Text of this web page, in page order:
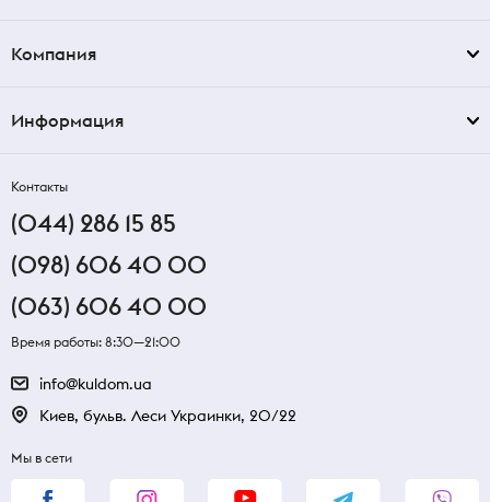
Компания
Информация
Контакты
(044) 286 15 85
(098) 606 40 00
(063) 606 40 00
Время работы: 8:30—21:00
info@kuldom.ua
Киев, бульв. Леси Украинки, 20/22
Мы в сети